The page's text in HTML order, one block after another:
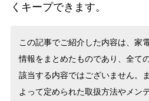
くキープできます。
この記事でご紹介した内容は、家
情報をまとめたものであり、全て
該当する内容ではございません。
よって定められた取扱方法やメン